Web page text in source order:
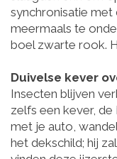
synchronisatie
meermaals te
boel zwarte rook.
Duivelse kever
Insecten blijven
zelfs een kever,
met je auto,
het dekschild; hij